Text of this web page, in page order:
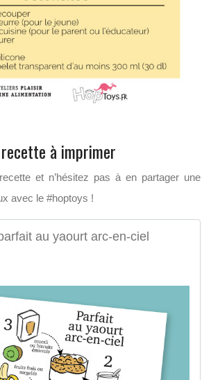
à imprimer
et n’hésitez pas à en partager une
avec le #hoptoys !
au yaourt arc-en-ciel